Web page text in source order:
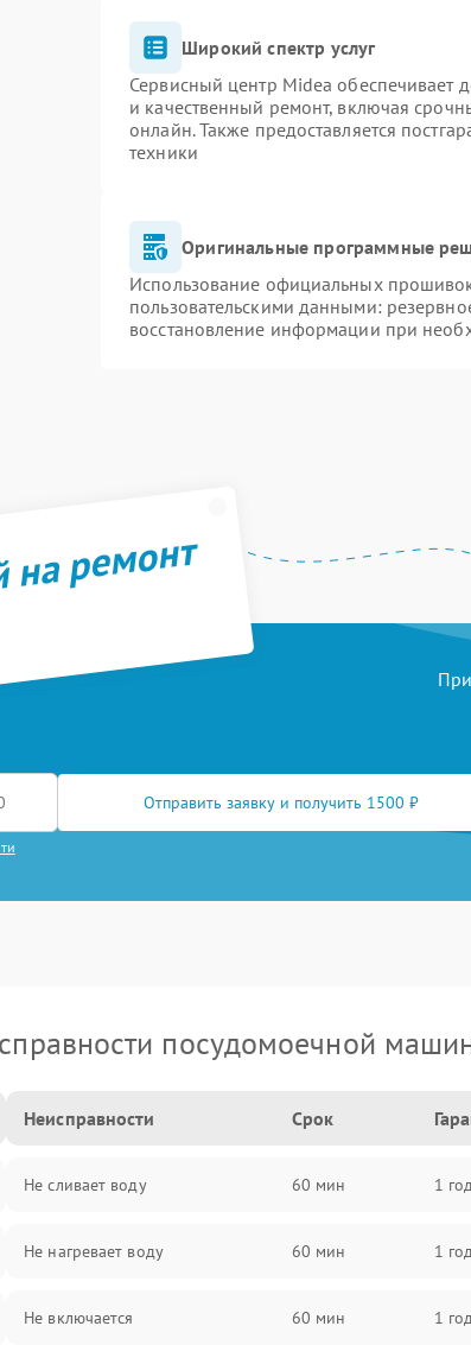
Широкий спектр услуг
Сервисный центр Midea обеспечивает
и качественный ремонт, включая
онлайн. Также предоставляется
техники
Оригинальные программные
Использование официальных
пользовательскими данными:
восстановление информации при
ремонт
Отправить заявку и получить 1500 ₽
посудомоечной
Неисправности Срок
Не сливает воду 60 мин 1
Не нагревает воду 60 мин 1
Не включается 60 мин 1